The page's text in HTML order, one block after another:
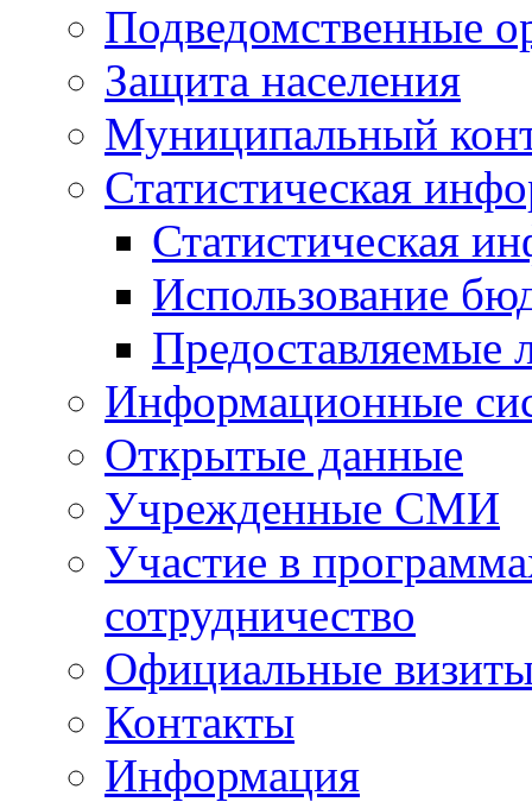
Подведомственные
Защита населения
Муниципальный
Статистическая
Статистическая
Использование
Предоставляемые
Информационные
Открытые данные
Учрежденные СМИ
Участие в
сотрудничество
Официальные
Контакты
Информация